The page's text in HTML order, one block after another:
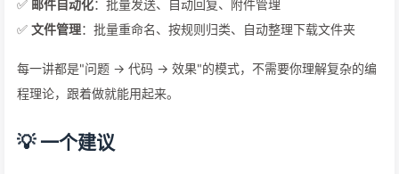
✅ 邮件自动化：批量发送、自动回复、附件管理
✅ 文件管理：批量重命名、按规则归类、自动整理下载文件夹
每一讲都是"问题 → 代码 → 效果"的模式，不需要你理解复杂的编
程理论，跟着做就能用起来。
💡 一个建议